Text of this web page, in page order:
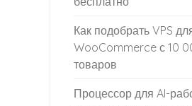
Как подобрать VPS
WooCommerce с 10
товаров
Процессор для AI-